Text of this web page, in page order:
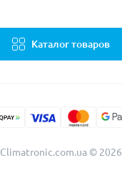
Каталог товаров
Climatronic.com.ua © 2026